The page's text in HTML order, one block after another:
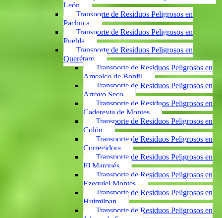
León
Transporte de Residuos Peligrosos en
Pachuca
Transporte de Residuos Peligrosos en
Puebla
Transporte de Residuos Peligrosos en
Querétaro
Transporte de Residuos Peligrosos en
Amealco de Bonfil
Transporte de Residuos Peligrosos en
Arroyo Seco
Transporte de Residuos Peligrosos en
Cadereyta de Montes
Transporte de Residuos Peligrosos en
Colón
Transporte de Residuos Peligrosos en
Corregidora
Transporte de Residuos Peligrosos en
El Marqués
Transporte de Residuos Peligrosos en
Ezequiel Montes
Transporte de Residuos Peligrosos en
Huimilpan
Transporte de Residuos Peligrosos en